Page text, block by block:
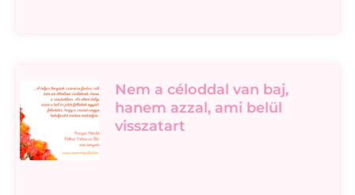
Nem a céloddal van baj,
hanem azzal, ami belül
visszatart